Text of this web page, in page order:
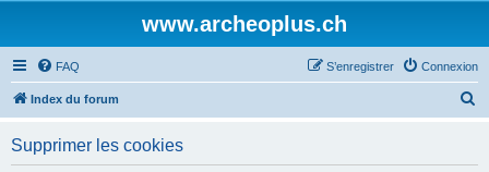
www.archeoplus.ch
FAQ Connexion
S’enregistrer
Index du forum
Supprimer les cookies